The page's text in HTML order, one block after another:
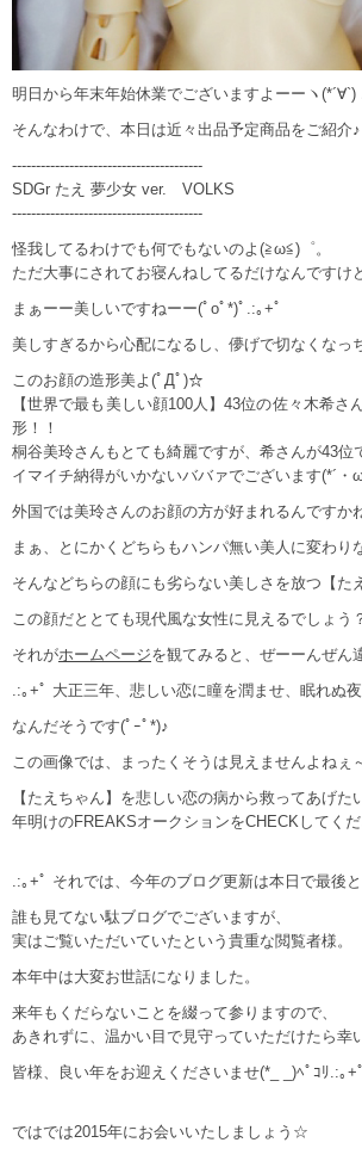
明日から年末年始休業でございますよーーヽ(*´∀`)
そんなわけで、本日は近々出品予定商品をご紹介♪
----------------------------------------
SDGr たえ 夢少女 ver. VOLKS
----------------------------------------
怪我してるわけでも何でもないのよ(≧ω≦)゜。
ただ大事にされてお寝んねしてるだけなんですけ
まぁーー美しいですねーー(ﾟoﾟ*)ﾟ.:｡+ﾟ
美しすぎるから心配になるし、儚げで切なくなっ
このお顔の造形美よ(ﾟДﾟ)☆
【世界で最も美しい顔100人】43位の佐々木希さ
形！！
桐谷美玲さんもとても綺麗ですが、希さんが43位
イマイチ納得がいかないババァでございます(*´・
外国では美玲さんのお顔の方が好まれるんですか
まぁ、とにかくどちらもハンパ無い美人に変わり
そんなどちらの顔にも劣らない美しさを放つ【
この顔だととても現代風な女性に見えるでしょう
それがホームページを観てみると、ぜーーんぜん
.:｡+ﾟ 大正三年、悲しい恋に瞳を潤ませ、眠れぬ
なんだそうです(ﾟｰﾟ*)♪
この画像では、まったくそうは見えませんよねぇ
【たえちゃん】を悲しい恋の病から救ってあげた
年明けのFREAKSオークションをCHECKしてく
.:｡+ﾟ それでは、今年のブログ更新は本日で最後
誰も見てない駄ブログでございますが、
実はご覧いただいていたという貴重な閲覧者様。
本年中は大変お世話になりました。
来年もくだらないことを綴って参りますので、
あきれずに、温かい目で見守っていただけたら幸
皆様、良い年をお迎えくださいませ(*_ _)ﾍﾟｺﾘ.:｡+ﾟ
ではでは2015年にお会いいたしましょう☆